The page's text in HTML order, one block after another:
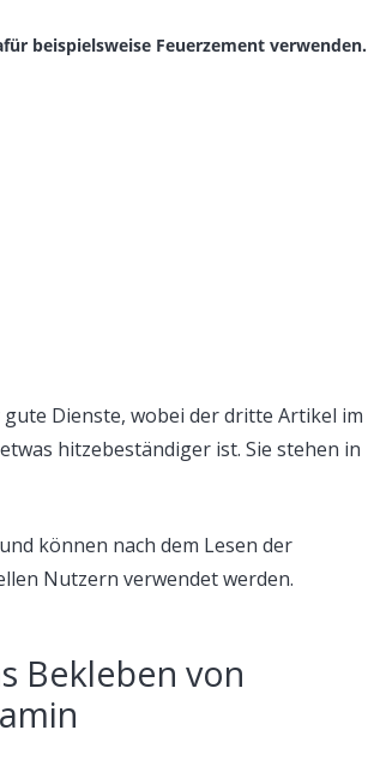
beispielsweise Feuerzement verwenden.
Dienste, wobei der dritte Artikel im
hitzebeständiger ist. Sie stehen in
können nach dem Lesen der
Nutzern verwendet werden.
Bekleben von